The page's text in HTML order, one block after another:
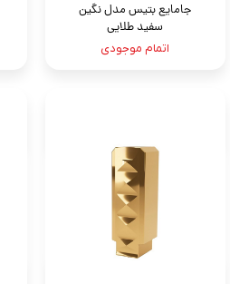
جامايع بتيس مدل نگين
سفيد طلايی
اتمام موجودی